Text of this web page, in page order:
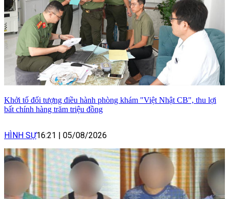
Khởi tố đối tượng điều hành phòng khám "Việt Nhật CB", thu lợi
bất chính hàng trăm triệu đồng
HÌNH SỰ16:21 | 05/08/2026